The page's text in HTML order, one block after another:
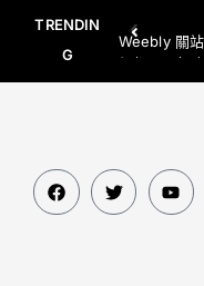
TRENDIN
G
Weebly 關
網都要一起處